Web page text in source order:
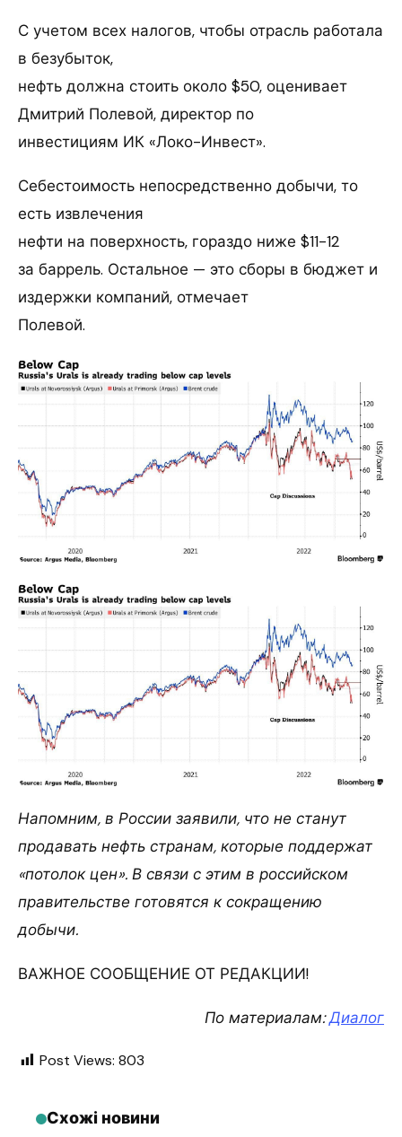
С учетом всех налогов, чтобы отрасль работала
в безубыток,
нефть должна стоить около $50, оценивает
Дмитрий Полевой, директор по
инвестициям ИК «Локо-Инвест».
Себестоимость непосредственно добычи, то
есть извлечения
нефти на поверхность, гораздо ниже $11-12
за баррель. Остальное — это сборы в бюджет и
издержки компаний, отмечает
Полевой.
Напомним, в России заявили, что не станут
продавать нефть странам, которые поддержат
«потолок цен». В связи с этим в российском
правительстве готовятся к сокращению
добычи.
ВАЖНОЕ СООБЩЕНИЕ ОТ РЕДАКЦИИ!
По материалам:Диалог
Post Views: 803
Схожі новини